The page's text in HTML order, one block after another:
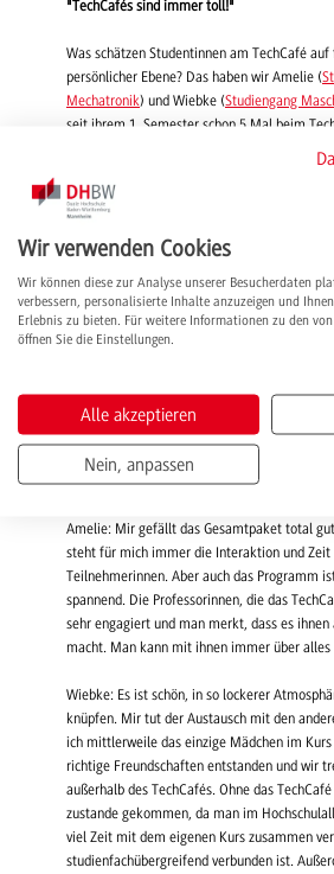
"TechCafés sind immer toll!"
Was schätzen Studentinnen am TechCafé
persönlicher Ebene? Das haben wir Amelie (
Mechatronik) und Wiebke (Studiengang
seit ihrem 1. Semester schon 5 Mal beim
Amelie: Ich bin das erste Mal hingegangen,
erzählt hat, dass die Mädels aus seinem Kurs
einfach mal anschauen.
Wiebke: Ich habe bei den Einführungstagen
zu zweit) gerne ein paar andere
Interessen kennenlernen.
Was gefällt Ihnen daran so gut, sodass Sie
Amelie: Mir gefällt das Gesamtpaket total
steht für mich immer die Interaktion und Zeit
Teilnehmerinnen. Aber auch das Programm
spannend. Die Professorinnen, die das
sehr engagiert und man merkt, dass es ihnen
macht. Man kann mit ihnen immer über alles
Wiebke: Es ist schön, in so lockerer
knüpfen. Mir tut der Austausch mit den
ich mittlerweile das einzige Mädchen im Kurs
richtige Freundschaften entstanden und wir
außerhalb des TechCafés. Ohne das
zustande gekommen, da man im
viel Zeit mit dem eigenen Kurs zusammen
studienfachübergreifend verbunden ist.
Wir verwenden Cookies
Wir können diese zur Analyse unserer Besucherdaten
verbessern, personalisierte Inhalte anzuzeigen und
Erlebnis zu bieten. Für weitere Informationen zu den
öffnen Sie die Einstellungen.
Alle akzeptieren
Nein, anpassen